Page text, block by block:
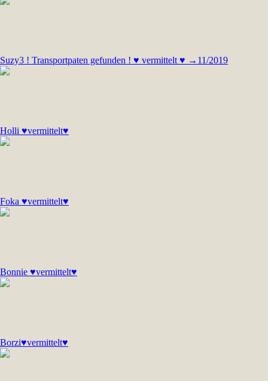
Suzy3 ! Transportpaten gefunden ! ♥ vermittelt ♥ →11/2019
Holli ♥vermittelt♥
Foka ♥vermittelt♥
Bonnie ♥vermittelt♥
Borzi♥vermittelt♥